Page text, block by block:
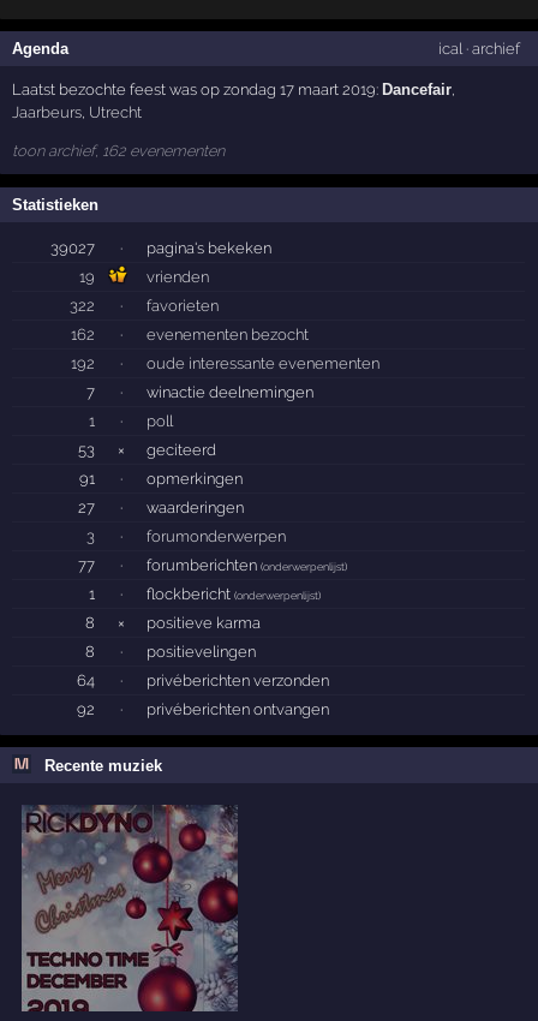
Agenda ical · archief
Laatst bezochte feest was op zondag 17 maart 2019: Dancefair,
Jaarbeurs, Utrecht
toon archief, 162 evenementen
Statistieken
39027 ·
pagina's bekeken
19
vrienden
322
·
favorieten
162
·
evenementen bezocht
192
·
oude interessante evenementen
7
·
winactie deelnemingen
1
·
poll
53
×
geciteerd
91
·
opmerkingen
27
·
waarderingen
3
·
forumonderwerpen
77
· forumberichten(onderwerpenlijst)
1 · flockbericht(onderwerpenlijst)
8 ×
positieve karma
8
·
positievelingen
64
·
privéberichten verzonden
92
· privéberichten ontvangen
Recente muziek